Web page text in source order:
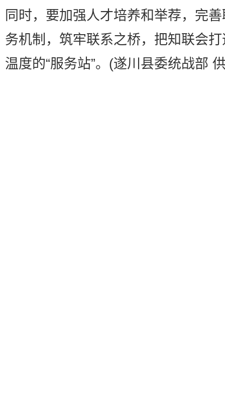
同时，要加强人才培养和举荐，完
务机制，筑牢联系之桥，把知联会
温度的“服务站”。(遂川县委统战部